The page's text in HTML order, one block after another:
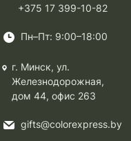
+375 17 399-10-82
Пн–Пт: 9:00–18:00
г. Минск, ул.
Железнодорожная,
дом 44, офис 263
gifts@colorexpress.by